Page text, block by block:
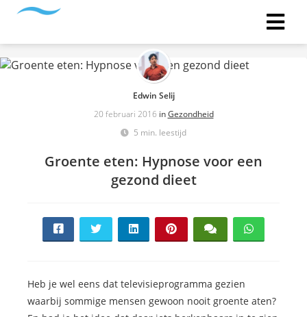
Edwin Selij
20 februari 2016 inGezondheid
5 min. leestijd
Groente eten: Hypnose voor een
gezond dieet
Heb je wel eens dat televisieprogramma gezien
waarbij sommige mensen gewoon nooit groente aten?